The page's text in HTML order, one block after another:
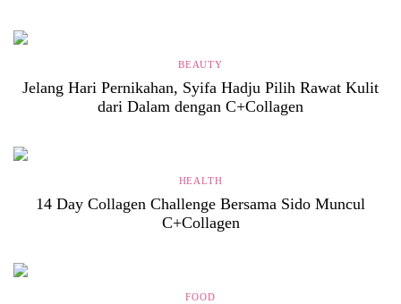
BEAUTY
Jelang Hari Pernikahan, Syifa Hadju Pilih Rawat Kulit
dari Dalam dengan C+Collagen
HEALTH
14 Day Collagen Challenge Bersama Sido Muncul
C+Collagen
FOOD